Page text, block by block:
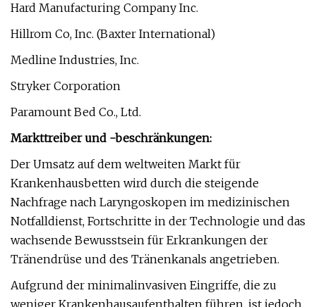
Hard Manufacturing Company Inc.
Hillrom Co, Inc. (Baxter International)
Medline Industries, Inc.
Stryker Corporation
Paramount Bed Co., Ltd.
Markttreiber und -beschränkungen:
Der Umsatz auf dem weltweiten Markt für
Krankenhausbetten wird durch die steigende
Nachfrage nach Laryngoskopen im medizinischen
Notfalldienst, Fortschritte in der Technologie und das
wachsende Bewusstsein für Erkrankungen der
Tränendrüse und des Tränenkanals angetrieben.
Aufgrund der minimalinvasiven Eingriffe, die zu
weniger Krankenhausaufenthalten führen, ist jedoch